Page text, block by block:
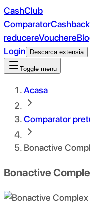
CashClub
ComparatorCashback
reducereVouchere
Login
Descarca extensia
Toggle menu
Acasa
Comparator
Bonactive
Bonactive